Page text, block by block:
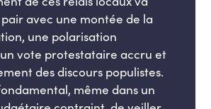
avec une montée de la
une polarisation
vote protestataire accru et
des discours populistes.
même dans un